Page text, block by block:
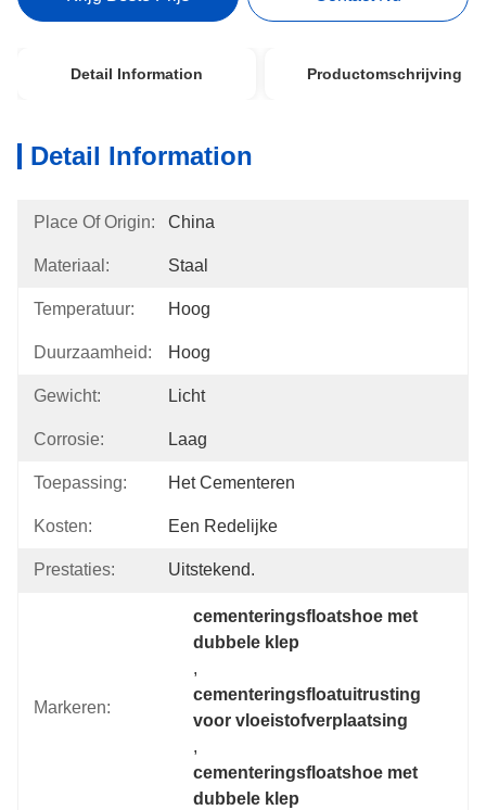
Detail Information Productomschrijving
Detail Information
Place Of Origin: China
Materiaal: Staal
Temperatuur: Hoog
Duurzaamheid: Hoog
Gewicht: Licht
Corrosie: Laag
Toepassing: Het Cementeren
Kosten: Een Redelijke
Prestaties: Uitstekend.
Markeren:
cementeringsfloatshoe met
dubbele klep
,
cementeringsfloatuitrusting
voor vloeistofverplaatsing
,
cementeringsfloatshoe met
dubbele klep